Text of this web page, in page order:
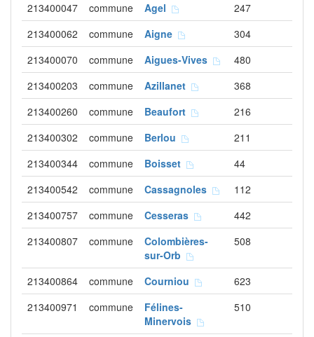
213400047
commune Agel
247
213400062
commune Aigne
304
213400070
commune Aigues-Vives
480
213400203
commune Azillanet
368
213400260
commune Beaufort
216
213400302
commune Berlou
211
213400344
commune Boisset
44
213400542
commune Cassagnoles
112
213400757
commune Cesseras
442
213400807
commune
Colombières-
sur-Orb
508
213400864 commune Courniou
623
213400971
commune
Félines-
Minervois
510